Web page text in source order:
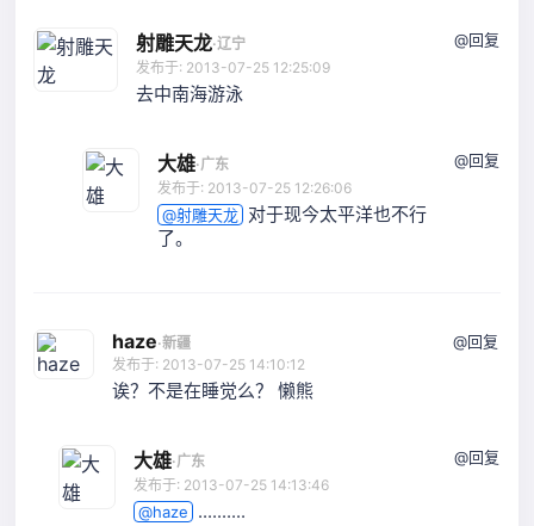
射雕天龙·辽宁
发布于: 2013-07-25 12:25:09
去中南海游泳
@回复
大雄·广东
发布于: 2013-07-25 12:26:06
@射雕天龙 对于现今太平洋也不行
了。
@回复
haze·新疆
发布于: 2013-07-25 14:10:12
诶？不是在睡觉么？ 懒熊
@回复
大雄·广东
发布于: 2013-07-25 14:13:46
@haze ..........
@回复